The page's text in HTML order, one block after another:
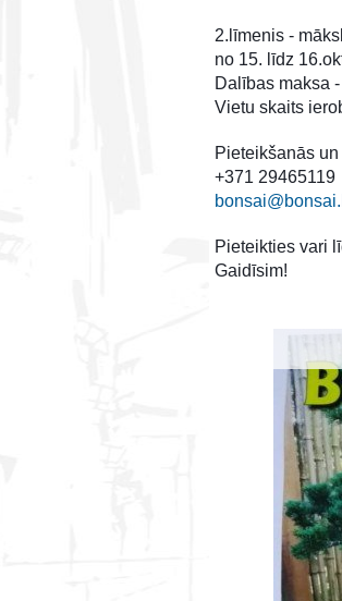
2.līmenis -
no 15. līdz
Dalības maksa
Vietu skaits
Pieteikšanās
+371 29465119
Pieteikties vari
Gaidīsim!